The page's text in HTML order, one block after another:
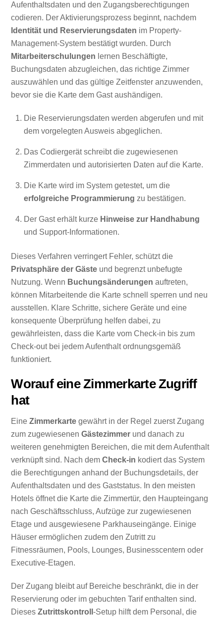
Aufenthaltsdaten und den Zugangsberechtigungen
codieren. Der Aktivierungsprozess beginnt, nachdem
Identität und Reservierungsdaten im Property-
Management-System bestätigt wurden. Durch
Mitarbeiterschulungen lernen Beschäftigte,
Buchungsdaten abzugleichen, das richtige Zimmer
auszuwählen und das gültige Zeitfenster anzuwenden,
bevor sie die Karte dem Gast aushändigen.
Die Reservierungsdaten werden abgerufen und mit
dem vorgelegten Ausweis abgeglichen.
Das Codiergerät schreibt die zugewiesenen
Zimmerdaten und autorisierten Daten auf die Karte.
Die Karte wird im System getestet, um die
erfolgreiche Programmierung zu bestätigen.
Der Gast erhält kurze Hinweise zur Handhabung
und Support-Informationen.
Dieses Verfahren verringert Fehler, schützt die
Privatsphäre der Gäste und begrenzt unbefugte
Nutzung. Wenn Buchungsänderungen auftreten,
können Mitarbeitende die Karte schnell sperren und neu
ausstellen. Klare Schritte, sichere Geräte und eine
konsequente Überprüfung helfen dabei, zu
gewährleisten, dass die Karte vom Check-in bis zum
Check-out bei jedem Aufenthalt ordnungsgemäß
funktioniert.
Worauf eine Zimmerkarte Zugriff
hat
EineZimmerkarte gewährt in der Regel zuerst Zugang
zum zugewiesenenGästezimmer und danach zu
weiteren genehmigten Bereichen, die mit dem Aufenthalt
verknüpft sind. Nach demCheck-in kodiert das System
die Berechtigungen anhand der Buchungsdetails, der
Aufenthaltsdaten und des Gaststatus. In den meisten
Hotels öffnet die Karte die Zimmertür, den Haupteingang
nach Geschäftsschluss, Aufzüge zur zugewiesenen
Etage und ausgewiesene Parkhauseingänge. Einige
Häuser ermöglichen zudem den Zutritt zu
Fitnessräumen, Pools, Lounges, Businesscentern oder
Executive-Etagen.
Der Zugang bleibt auf Bereiche beschränkt, die in der
Reservierung oder im gebuchten Tarif enthalten sind.
DiesesZutrittskontroll-Setup hilft dem Personal, die